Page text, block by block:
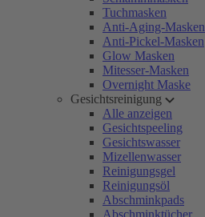
Tuchmasken
Anti-Aging-Masken
Anti-Pickel-Masken
Glow Masken
Mitesser-Masken
Overnight Maske
Gesichtsreinigung
Alle anzeigen
Gesichtspeeling
Gesichtswasser
Mizellenwasser
Reinigungsgel
Reinigungsöl
Abschminkpads
Abschminktücher